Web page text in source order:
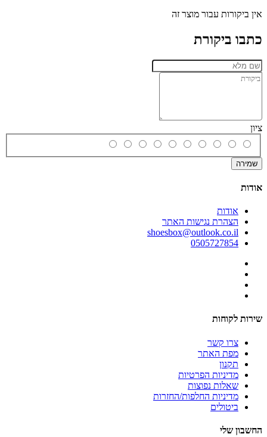
אין ביקורות עבור מוצר זה
כתבו ביקורת
ציון
שמירה
אודות
אודות
הצהרת נגישות האתר
shoesbox@outlook.co.il
0505727854
שירות לקוחות
צרו קשר
מפת האתר
תקנון
מדיניות הפרטיות
שאלות נפוצות
מדיניות החלפות/החזרות
ביטולים
החשבון שלי